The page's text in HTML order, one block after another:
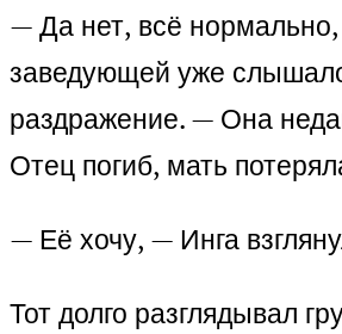
— Да нет, всё
заведующей уже
раздражение. — Она
Отец погиб, мать
— Её хочу, — Инга
Тот долго разглядывал